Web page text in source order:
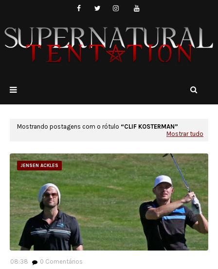
Mostrando postagens com o rótulo
CLIF KOSTERMAN
Mostrar tudo
JENSEN ACKLES
08:38 0 Comentários